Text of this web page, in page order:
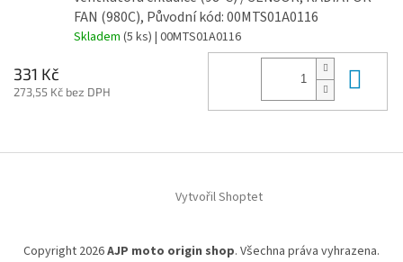
FAN (980C), Původní kód: 00MTS01A0116
Skladem (5 ks) | 00MTS01A0116
331 Kč
273,55 Kč bez DPH
Vytvořil Shoptet
Copyright 2026AJP moto origin shop. Všechna práva vyhrazena.